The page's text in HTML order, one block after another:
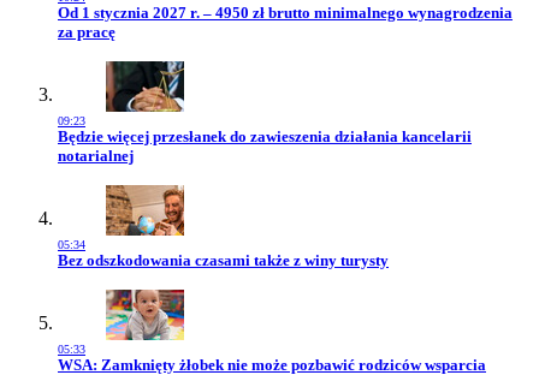
Przejdź do artykułu:
Od 1 stycznia 2027 r. – 4950 zł brutto minimalnego wynagrodzenia
za pracę
09:23
Przejdź do artykułu:
Będzie więcej przesłanek do zawieszenia działania kancelarii
notarialnej
05:34
Przejdź do artykułu:
Bez odszkodowania czasami także z winy turysty
05:33
Przejdź do artykułu:
WSA: Zamknięty żłobek nie może pozbawić rodziców wsparcia